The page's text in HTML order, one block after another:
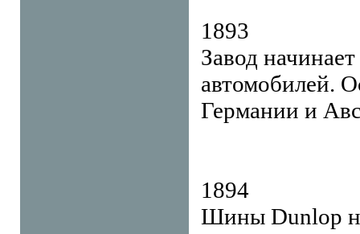
1893
Завод
автомобилей.
Германии и
1894
Шины Dunlop